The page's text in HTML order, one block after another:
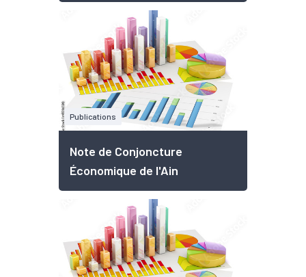
Publications
Note de Conjoncture
Économique de l'Ain